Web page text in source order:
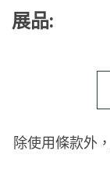
展品:
除使用條款外，